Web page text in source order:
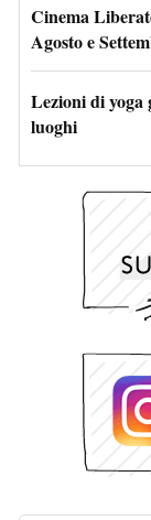
Cinema
Agosto e
Lezioni di
luoghi